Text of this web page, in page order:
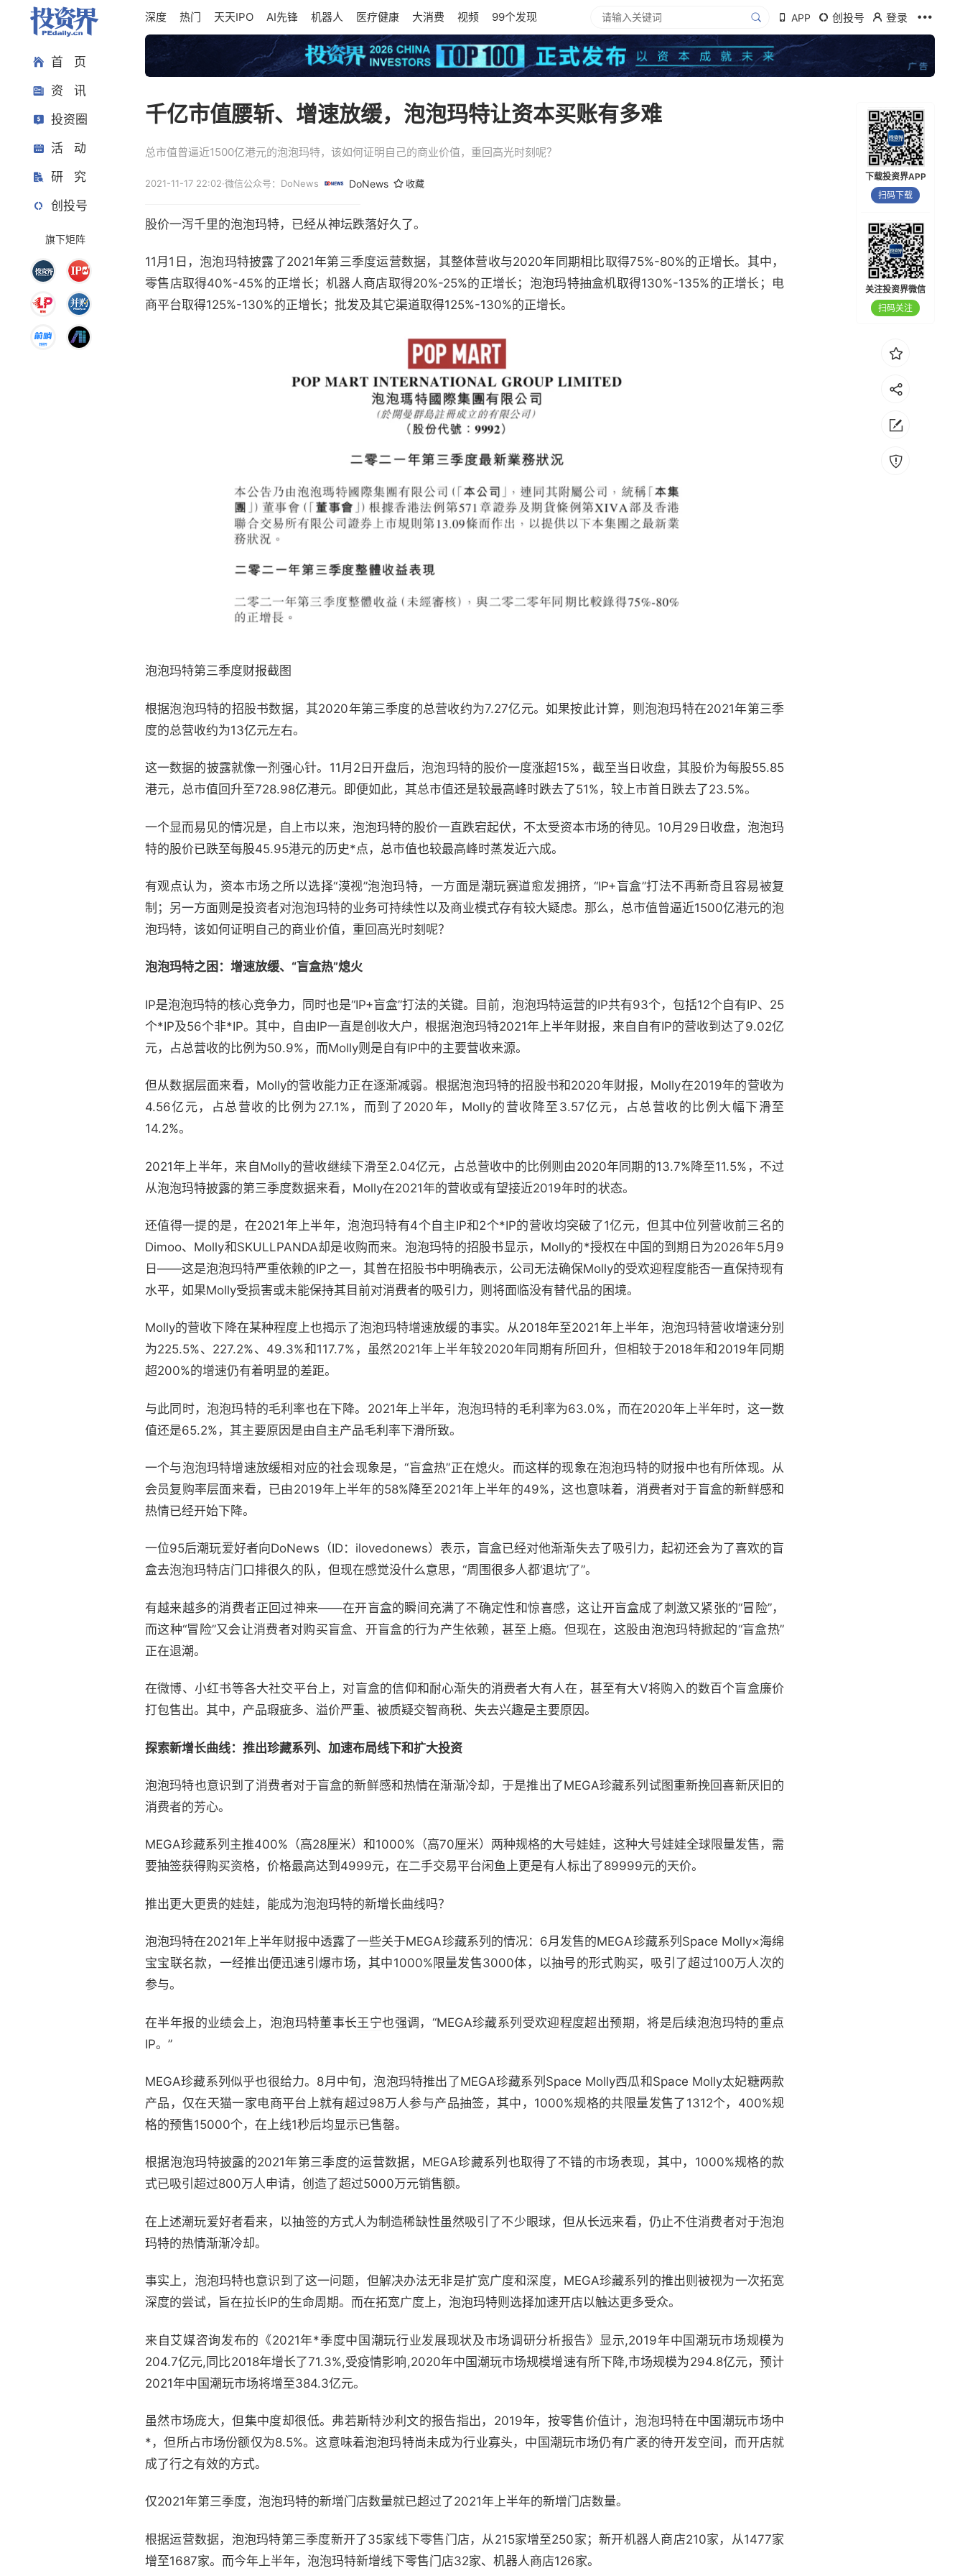
首 页
资 讯
投资圈
活 动
研 究
创投号
旗下矩阵
深度 热门 天天IPO AI先锋 机器人 医疗健康 大消费 视频 99个发现 APP 创投号 登录
千亿市值腰斩、增速放缓，泡泡玛特让资本买账有多难
总市值曾逼近1500亿港元的泡泡玛特，该如何证明自己的商业价值，重回高光时刻呢？
2021-11-17 22:02·微信公众号：DoNews DoNews 收藏
股价一泻千里的泡泡玛特，已经从神坛跌落好久了。
11月1日，泡泡玛特披露了2021年第三季度运营数据，其整体营收与2020年同期相比取得75%-80%的正增长。其中，
零售店取得40%-45%的正增长；机器人商店取得20%-25%的正增长；泡泡玛特抽盒机取得130%-135%的正增长；电
商平台取得125%-130%的正增长；批发及其它渠道取得125%-130%的正增长。
泡泡玛特第三季度财报截图
根据泡泡玛特的招股书数据，其2020年第三季度的总营收约为7.27亿元。如果按此计算，则泡泡玛特在2021年第三季
度的总营收约为13亿元左右。
这一数据的披露就像一剂强心针。11月2日开盘后，泡泡玛特的股价一度涨超15%，截至当日收盘，其股价为每股55.85
港元，总市值回升至728.98亿港元。即便如此，其总市值还是较最高峰时跌去了51%，较上市首日跌去了23.5%。
一个显而易见的情况是，自上市以来，泡泡玛特的股价一直跌宕起伏，不太受资本市场的待见。10月29日收盘，泡泡玛
特的股价已跌至每股45.95港元的历史*点，总市值也较最高峰时蒸发近六成。
有观点认为，资本市场之所以选择“漠视”泡泡玛特，一方面是潮玩赛道愈发拥挤，“IP+盲盒”打法不再新奇且容易被复
制；另一方面则是投资者对泡泡玛特的业务可持续性以及商业模式存有较大疑虑。那么，总市值曾逼近1500亿港元的泡
泡玛特，该如何证明自己的商业价值 ，重回高光时刻呢？
泡泡玛特之困：增速放缓、“盲盒热”熄火
IP是泡泡玛特的核心竞争力，同时也是“IP+盲盒”打法的关键。目前，泡泡玛特运营的IP共有93个，包括12个自有IP、25
个*IP及56个非*IP。其中，自由IP一直是创收大户，根据泡泡玛特2021年上半年财报，来自自有IP的营收到达了9.02亿
元，占总营收的比例为50.9%，而Molly则是自有IP中的主要营收来源。
但从数据层面来看，Molly的营收能力正在逐渐减弱。根据泡泡玛特的招股书和2020年财报，Molly在2019年的营收为
4.56亿元，占总营收的比例为27.1%，而到了2020年，Molly的营收降至3.57亿元，占总营收的比例大幅下滑至
14.2%。
2021年上半年，来自Molly的营收继续下滑至2.04亿元，占总营收中的比例则由2020年同期的13.7%降至11.5%，不过
从泡泡玛特披露的第三季度数据来看，Molly在2021年的营收或有望接近2019年时的状态。
还值得一提的是，在2021年上半年，泡泡玛特有4个自主IP和2个*IP的营收均突破了1亿元，但其中位列营收前三名的
Dimoo、Molly和SKULLPANDA却是收购而来。泡泡玛特的招股书显示，Molly的*授权在中国的到期日为2026年5月9
日——这是泡泡玛特严重依赖的IP之一，其曾在招股书中明确表示，公司无法确保Molly的受欢迎程度能否一直保持现有
水平，如果Molly受损害或未能保持其目前对消费者的吸引力，则将面临没有替代品的困境。
Molly的营收下降在某种程度上也揭示了泡泡玛特增速放缓的事实。从2018年至2021年上半年，泡泡玛特营收增速分别
为225.5%、227.2%、49.3%和117.7%，虽然2021年上半年较2020年同期有所回升，但相较于2018年和2019年同期
超200%的增速仍有着明显的差距。
与此同时，泡泡玛特的毛利率也在下降。2021年上半年，泡泡玛特的毛利率为63.0%，而在2020年上半年时，这一数
值还是65.2%，其主要原因是由自主产品毛利率下滑所致。
一个与泡泡玛特增速放缓相对应的社会现象是，“盲盒热”正在熄火。而这样的现象在泡泡玛特的财报中也有所体现。从
会员复购率层面来看，已由2019年上半年的58%降至2021年上半年的49%，这也意味着，消费者对于盲盒的新鲜感和
热情已经开始下降。
一位95后潮玩爱好者向DoNews（ID：ilovedonews）表示，盲盒已经对他渐渐失去了吸引力，起初还会为了喜欢的盲
盒去泡泡玛特店门口排很久的队，但现在感觉没什么意思，“周围很多人都‘退坑’了”。
有越来越多的消费者正回过神来——在开盲盒的瞬间充满了不确定性和惊喜感，这让开盲盒成了刺激又紧张的“冒险”，
而这种“冒险”又会让消费者对购买盲盒、开盲盒的行为产生依赖，甚至上瘾。但现在，这股由泡泡玛特掀起的“盲盒热”
正在退潮。
在微博、 小红书等各大社交平台上，对盲盒的信仰和耐心渐失的消费者大有人在，甚至有大V将购入的数百个盲盒廉价
打包售出。其中，产品瑕疵多、溢价严重、被质疑交智商税、失去兴趣是主要原因。
探索新增长曲线：推出珍藏系列、加速布局线下和扩大投资
泡泡玛特也意识到了消费者对于盲盒的新鲜感和热情在渐渐冷却，于是推出了MEGA珍藏系列试图重新挽回喜新厌旧的
消费者的芳心。
MEGA珍藏系列主推400%（高28厘米）和1000%（高70厘米）两种规格的大号娃娃，这种大号娃娃全球限量发售，需
要抽签获得购买资格，价格最高达到4999元，在二手交易平台闲鱼上更是有人标出了89999元的天价。
推出更大更贵的娃娃，能成为泡泡玛特的新增长曲线吗？
泡泡玛特在2021年上半年财报中透露了一些关于MEGA珍藏系列的情况：6月发售的MEGA珍藏系列Space Molly×海绵
宝宝联名款，一经推出便迅速引爆市场，其中1000%限量发售3000体，以抽号的形式购买，吸引了超过100万人次的
参与。
在半年报的业绩会上，泡泡玛特董事长王宁也强调，“MEGA珍藏系列受欢迎程度超出预期，将是后续泡泡玛特的重点
IP。”
MEGA珍藏系列似乎也很给力。8月中旬，泡泡玛特推出了MEGA珍藏系列Space Molly西瓜和Space Molly太妃糖两款
产品，仅在天猫一家电商平台上就有超过98万人参与产品抽签，其中，1000%规格的共限量发售了1312个，400%规
格的预售15000个，在上线1秒后均显示已售罄。
根据泡泡玛特披露的2021年第三季度的运营数据，MEGA珍藏系列也取得了不错的市场表现，其中，1000%规格的款
式已吸引超过800万人申请，创造了超过5000万元销售额。
在上述潮玩爱好者看来，以抽签的方式人为制造稀缺性虽然吸引了不少眼球，但从长远来看，仍止不住消费者对于泡泡
玛特的热情渐渐冷却。
事实上，泡泡玛特也意识到了这一问题，但解决办法无非是扩宽广度和深度，MEGA珍藏系列的推出则被视为一次拓宽
深度的尝试，旨在拉长IP的生命周期。而在拓宽广度上，泡泡玛特则选择加速开店以触达更多受众。
来自艾媒咨询发布的《2021年*季度中国潮玩行业发展现状及市场调研分析报告》显示,2019年中国潮玩市场规模为
204.7亿元,同比2018年增长了71.3%,受疫情影响,2020年中国潮玩市场规模增速有所下降,市场规模为294.8亿元，预计
2021年中国潮玩市场将增至384.3亿元。
虽然市场庞大，但集中度却很低。弗若斯特沙利文的报告指出，2019年，按零售价值计，泡泡玛特在中国潮玩市场中
*，但所占市场份额仅为8.5%。这意味着泡泡玛特尚未成为行业寡头，中国潮玩市场仍有广袤的待开发空间，而开店就
成了行之有效的方式。
仅2021年第三季度，泡泡玛特的新增门店数量就已超过了2021年上半年的新增门店数量。
根据运营数据，泡泡玛特第三季度新开了35家线下零售门店，从215家增至250家；新开机器人商店210家，从1477家
增至1687家。而今年上半年，泡泡玛特新增线下零售门店32家、机器人商店126家。
下载投资界APP
扫码下载
关注投资界微信
扫码关注